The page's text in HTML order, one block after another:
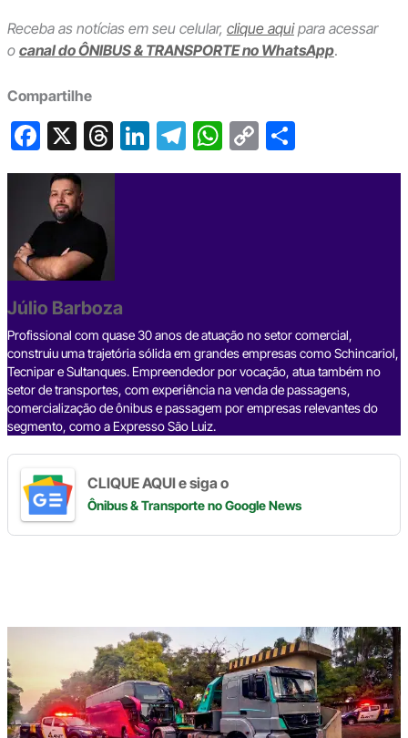
Receba as notícias em seu celular, clique aquipara acessar
o canal do ÔNIBUS & TRANSPORTE no WhatsApp.
Compartilhe
F
a
c
e
b
o
o
k
X T
hr
s
Li
n
T
el
W
h
C
o
S
h
Júlio Barboza
Profissional com quase 30 anos de atuação no setor comercial,
construiu uma trajetória sólida em grandes empresas como Schincariol,
Tecnipar e Sultanques. Empreendedor por vocação, atua também no
setor de transportes, com experiência na venda de passagens,
comercialização de ônibus e passagem por empresas relevantes do
segmento, como a Expresso São Luiz.
CLIQUE AQUI e siga o
Ônibus & Transporteno Google News
o
seu
e-
mail